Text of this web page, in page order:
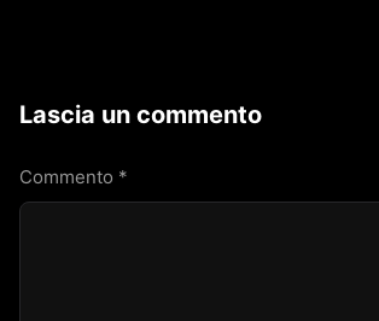
Lascia un commento
Commento *